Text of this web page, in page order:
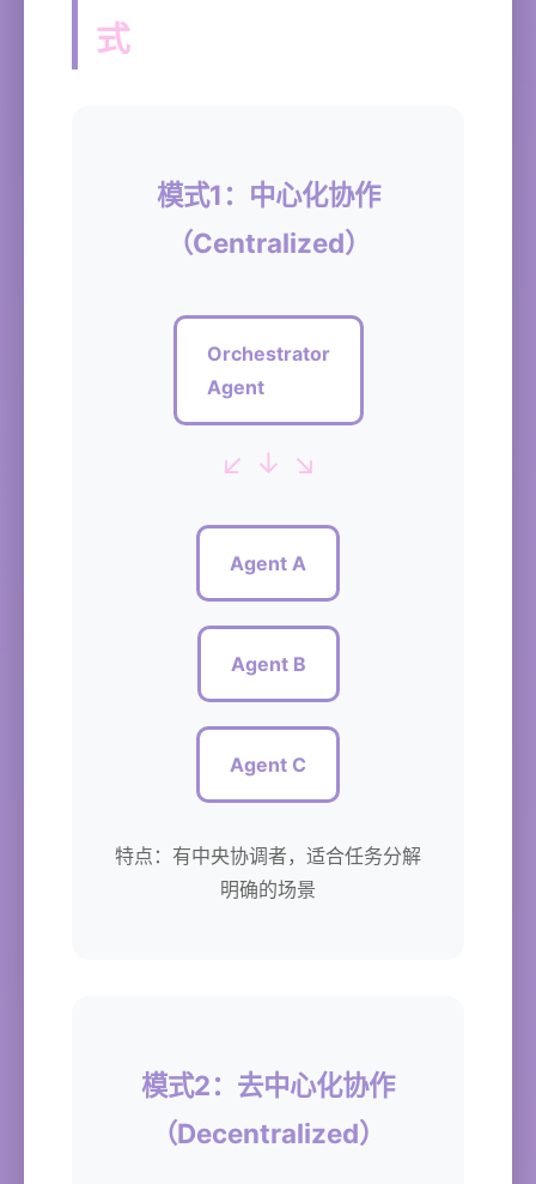
式
模式1：中心化协作
（Centralized）
Orchestrator
Agent
↙ ↓ ↘
Agent A
Agent B
Agent C
特点：有中央协调者，适合任务分解
明确的场景
模式2：去中心化协作
（Decentralized）